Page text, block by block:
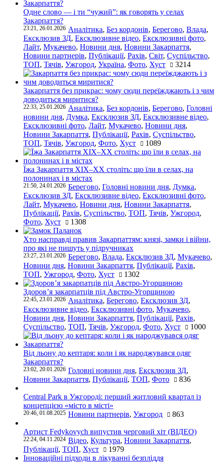
Одне слово — і ти “чужий”: як говорять у селах
Закарпаття?
23:21, 26.01.2026 Аналітика, Без кордонів, Берегово, Влада,
Ексклюзив ЗД, Ексклюзивне відео, Ексклюзивні фото,
Лайт, Мукачево, Новини дня, Новини Закарпаття,
Новини партнерів, Публікації, Рахів, Світ, Суспільство,
ТОП, Тячів, Ужгород, Україна, Фото, Хуст 3214
Закарпаття без прикрас: чому сюди переїжджають і з чим
доводиться миритися?
22:33, 25.01.2026 Аналітика, Без кордонів, Берегово, Головні
новини дня, Думка, Ексклюзив ЗД, Ексклюзивне відео,
Ексклюзивні фото, Лайт, Мукачево, Новини дня,
Новини Закарпаття, Публікації, Рахів, Суспільство,
ТОП, Тячів, Ужгород, Фото, Хуст 1089
Їжа Закарпаття ХІХ–ХХ століть: що їли в селах, на
полонинах і в містах
21:50, 24.01.2026 Берегово, Головні новини дня, Думка,
Ексклюзив ЗД, Ексклюзивне відео, Ексклюзивні фото,
Лайт, Мукачево, Новини дня, Новини Закарпаття,
Публікації, Рахів, Суспільство, ТОП, Тячів, Ужгород,
Фото, Хуст 1308
Хто насправді правив Закарпаттям: князі, замки і війни,
про які не пишуть у підручниках
23:27, 23.01.2026 Берегово, Влада, Ексклюзив ЗД, Мукачево,
Новини дня, Новини Закарпаття, Публікації, Рахів,
ТОП, Ужгород, Фото, Хуст 1302
Здоров’я закарпатців під Австро-Угорщиною
22:45, 23.01.2026 Аналітика, Берегово, Ексклюзив ЗД,
Ексклюзивне відео, Ексклюзивні фото, Мукачево,
Новини дня, Новини Закарпаття, Публікації, Рахів,
Суспільство, ТОП, Тячів, Ужгород, Фото, Хуст 1000
Від льону до кептаря: коли і як народжувався одяг
Закарпаття?
23:02, 20.01.2026 Головні новини дня, Ексклюзив ЗД,
Новини Закарпаття, Публікації, ТОП, Фото 836
Central Park в Ужгороді: перший житловий квартал із
концепцією «місто в місті»
20:46, 01.08.2025 Новини партнерів, Ужгород 863
Артист Fedykovych випустив черговий хіт (ВІДЕО)
22:24, 04.11.2024 Відео, Культура, Новини Закарпаття,
Публікації, ТОП, Хуст
1979
Інноваційні підходи в лікуванні безпліддя